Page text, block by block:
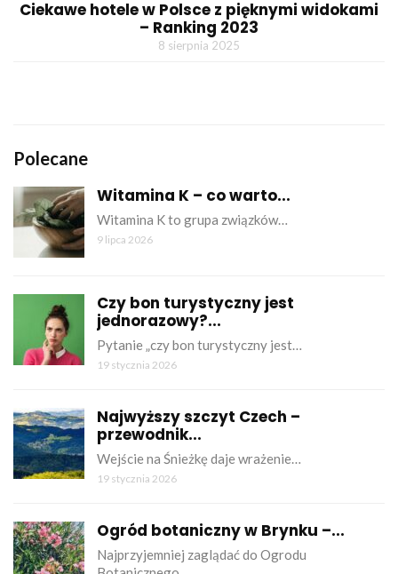
Ciekawe hotele w Polsce z pięknymi widokami
– Ranking 2023
8 sierpnia 2025
Polecane
Witamina K – co warto...
Witamina K to grupa związków…
9 lipca 2026
Czy bon turystyczny jest
jednorazowy?...
Pytanie „czy bon turystyczny jest…
19 stycznia 2026
Najwyższy szczyt Czech –
przewodnik...
Wejście na Śnieżkę daje wrażenie…
19 stycznia 2026
Ogród botaniczny w Brynku –...
Najprzyjemniej zaglądać do Ogrodu